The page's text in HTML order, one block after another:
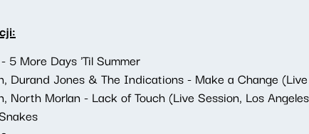
5 More Days 'Til Summer
Durand Jones & The Indications - Make a Change
North Morlan - Lack of Touch (Live Session, Los